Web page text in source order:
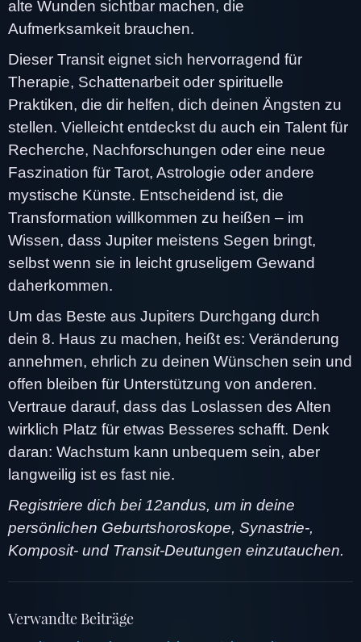
alte Wunden sichtbar machen, die
Aufmerksamkeit brauchen.
Dieser Transit eignet sich hervorragend für
Therapie, Schattenarbeit oder spirituelle
Praktiken, die dir helfen, dich deinen Ängsten zu
stellen. Vielleicht entdeckst du auch ein Talent für
Recherche, Nachforschungen oder eine neue
Faszination für Tarot, Astrologie oder andere
mystische Künste. Entscheidend ist, die
Transformation willkommen zu heißen – im
Wissen, dass Jupiter meistens Segen bringt,
selbst wenn sie in leicht gruseligem Gewand
daherkommen.
Um das Beste aus Jupiters Durchgang durch
dein 8. Haus zu machen, heißt es: Veränderung
annehmen, ehrlich zu deinen Wünschen sein und
offen bleiben für Unterstützung von anderen.
Vertraue darauf, dass das Loslassen des Alten
wirklich Platz für etwas Besseres schafft. Denk
daran: Wachstum kann unbequem sein, aber
langweilig ist es fast nie.
Registriere dich bei 12andus, um in deine
persönlichen Geburtshoroskope, Synastrie-,
Komposit- und Transit-Deutungen einzutauchen.
Verwandte Beiträge